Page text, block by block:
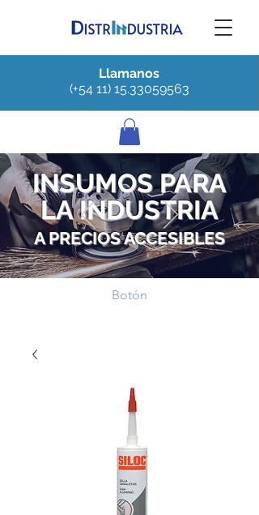
Llamanos
(+54 11) 15.33059563
INSUMOS PARA
LA INDUSTRIA
A PRECIOS ACCESIBLES
Botón